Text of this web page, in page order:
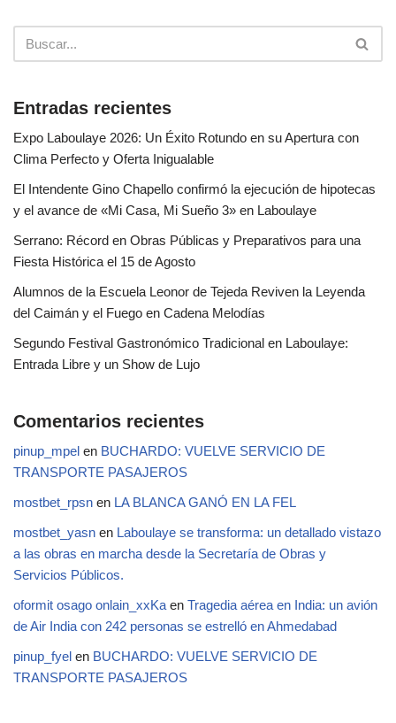
Entradas recientes
Expo Laboulaye 2026: Un Éxito Rotundo en su Apertura con
Clima Perfecto y Oferta Inigualable
El Intendente Gino Chapello confirmó la ejecución de hipotecas
y el avance de «Mi Casa, Mi Sueño 3» en Laboulaye
Serrano: Récord en Obras Públicas y Preparativos para una
Fiesta Histórica el 15 de Agosto
Alumnos de la Escuela Leonor de Tejeda Reviven la Leyenda
del Caimán y el Fuego en Cadena Melodías
Segundo Festival Gastronómico Tradicional en Laboulaye:
Entrada Libre y un Show de Lujo
Comentarios recientes
pinup_mpel en BUCHARDO: VUELVE SERVICIO DE
TRANSPORTE PASAJEROS
mostbet_rpsn en LA BLANCA GANÓ EN LA FEL
mostbet_yasn en Laboulaye se transforma: un detallado vistazo
a las obras en marcha desde la Secretaría de Obras y
Servicios Públicos.
oformit osago onlain_xxKa en Tragedia aérea en India: un avión
de Air India con 242 personas se estrelló en Ahmedabad
pinup_fyel en BUCHARDO: VUELVE SERVICIO DE
TRANSPORTE PASAJEROS